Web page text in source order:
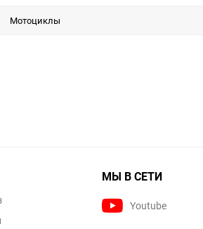
Мотоциклы
МЫ В СЕТИ
Youtube